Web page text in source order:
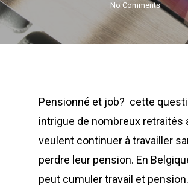
No Comments
Pensionné et job? cette
intrigue de nombreux retraités
veulent continuer à travailler
perdre leur pension. En
peut cumuler travail et pension.